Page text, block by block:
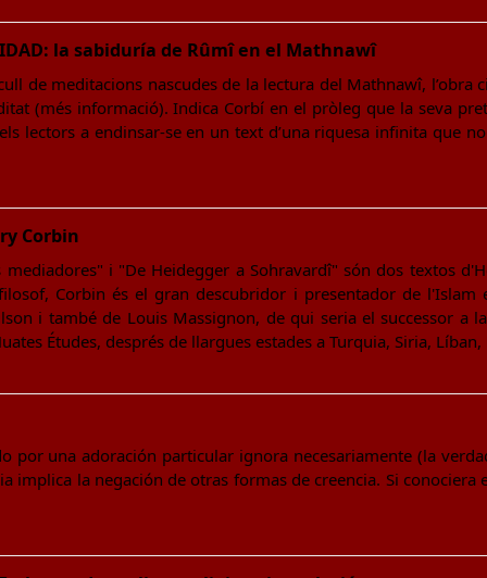
la sabiduría de Rûmî en el Mathnawî
de meditacions nascudes de la lectura del Mathnawî, l’obra
(més informació). Indica Corbí en el pròleg que la seva
lectors a endinsar-se en un text d’una riquesa infinita que
Corbin
mediadores" i "De Heidegger a Sohravardî" són dos textos
Corbin és el gran descubridor i presentador de l'Islam
i també de Louis Massignon, de qui seria el successor a
Études, després de llargues estades a Turquia, Siria,
por una adoración particular ignora necesariamente (la
implica la negación de otras formas de creencia. Si conociera